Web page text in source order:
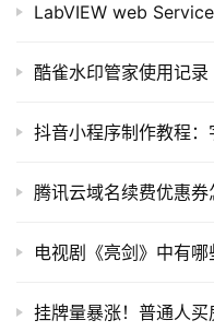
LabVIEW web
酷雀水印管家使用记录
抖音小程序制作教程
腾讯云域名续费优惠券
电视剧《亮剑》中有哪
挂牌量暴涨！普通人